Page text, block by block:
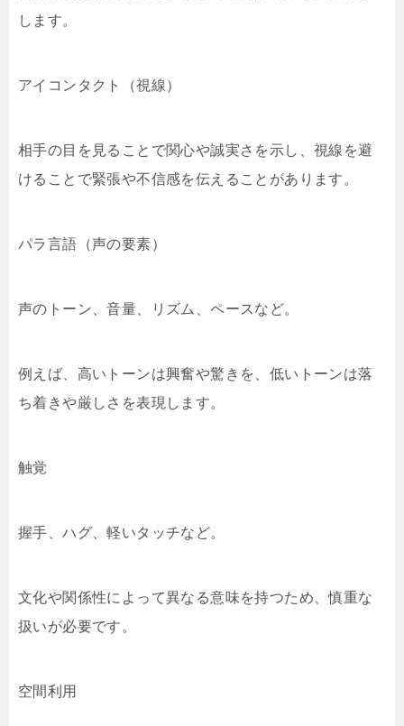
します。
アイコンタクト（視線）
相手の目を見ることで関心や誠実さを示し、視線を避
けることで緊張や不信感を伝えることがあります。
パラ言語（声の要素）
声のトーン、音量、リズム、ペースなど。
例えば、高いトーンは興奮や驚きを、低いトーンは落
ち着きや厳しさを表現します。
触覚
握手、ハグ、軽いタッチなど。
文化や関係性によって異なる意味を持つため、慎重な
扱いが必要です。
空間利用